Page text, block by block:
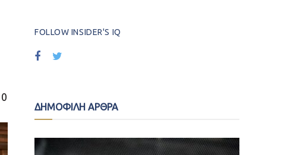
0
FOLLOW INSIDER'S IQ
ΔΗΜΟΦΙΛΗ ΑΡΘΡΑ